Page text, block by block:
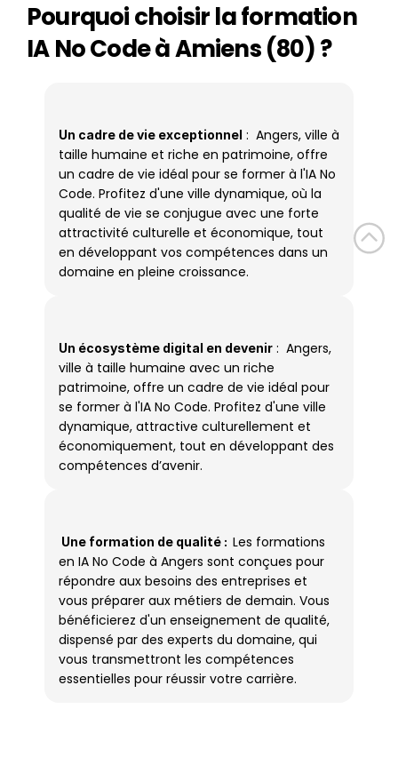
Pourquoi choisir la formation
IA No Code à Amiens (80) ?
Un cadre de vie exceptionnel :  Angers, ville à
taille humaine et riche en patrimoine, offre
un cadre de vie idéal pour se former à l'IA No
Code. Profitez d'une ville dynamique, où la
qualité de vie se conjugue avec une forte
attractivité culturelle et économique, tout
en développant vos compétences dans un
domaine en pleine croissance.
Un écosystème digital en devenir :  Angers,
ville à taille humaine avec un riche
patrimoine, offre un cadre de vie idéal pour
se former à l'IA No Code. Profitez d'une ville
dynamique, attractive culturellement et
économiquement, tout en développant des
compétences d’avenir.
Une formation de qualité : Les formations
en IA No Code à Angers sont conçues pour
répondre aux besoins des entreprises et
vous préparer aux métiers de demain. Vous
bénéficierez d'un enseignement de qualité,
dispensé par des experts du domaine, qui
vous transmettront les compétences
essentielles pour réussir votre carrière.